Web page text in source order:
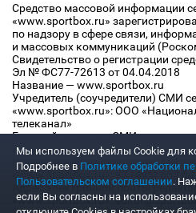
Средство массовой информации
«www.sportbox.ru»
по надзору в сфере связи,
и массовых коммуникаций
Свидетельство о регистрации
Эл № ФС77-72613 от 04.04.2018
Название — www.sportbox.ru
Учредитель (соучредители) СМИ
«www.sportbox.ru»: ООО
телеканал»
Главный редактор СМИ сетевого
Конов В.А.
Номер телефона редакции СМИ
«www.sportbox.ru»: +7 (495) 653
Адрес электронной почты
«www.sportbox.ru»:
Мы используем файлы Сookie для
Подробнее в Политике обработки
Пользовательском соглашении.
если Вы согласны на